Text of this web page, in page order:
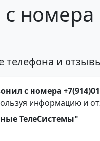
номера
телефона и
с номера
информацию и
ТелеСистемы"